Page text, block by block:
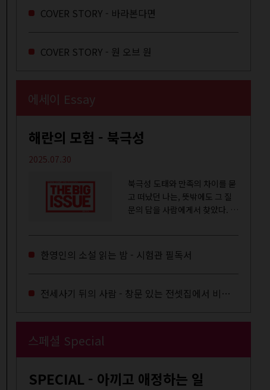
주와...
COVER STORY - 바라본다면
COVER STORY - 원 오브 원
에세이 Essay
해란의 모험 - 북극성
2025.07.30
북극성 도태와 만족의 차이를 묻
고 떠났던 나는, 뜻밖에도 그 질
문의 답을 사람에게서 찾았다. 내
한영인의 소설 읽는 밤 - 시험관 필독서
전세사기 뒤의 사람 - 창문 있는 전셋집에서 비로소 겨울 이불을 샀다
스페셜 Special
SPECIAL - 아끼고 애정하는 일